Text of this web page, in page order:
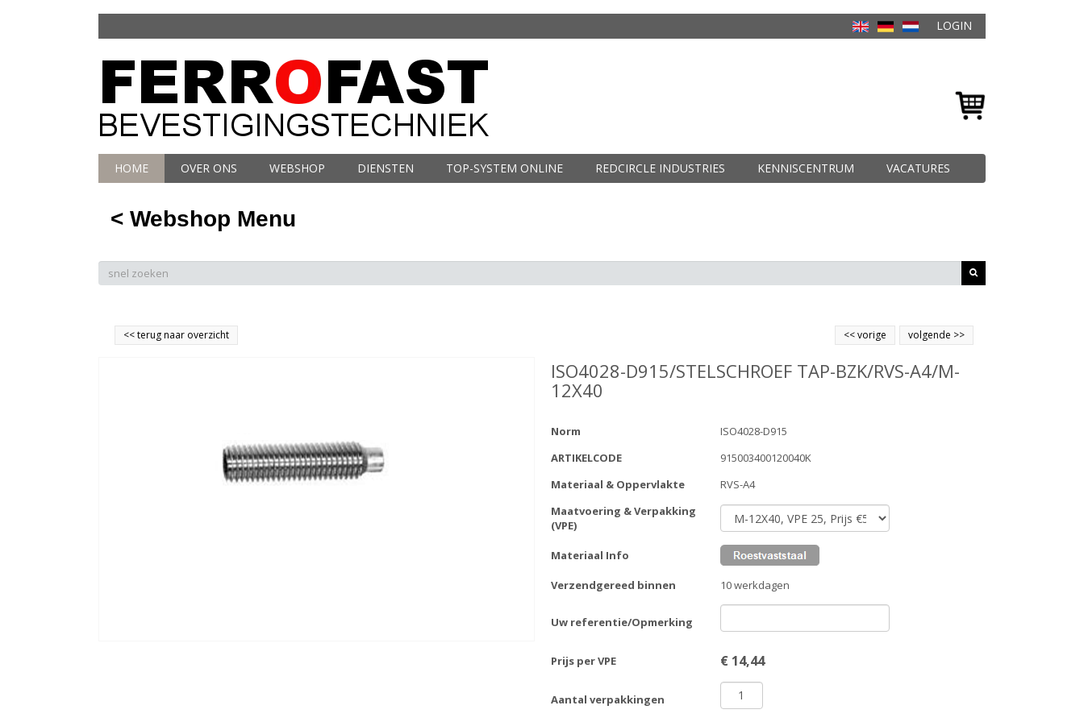
LOGIN
HOME OVER ONS WEBSHOP DIENSTEN TOP-SYSTEM ONLINE REDCIRCLE INDUSTRIES KENNISCENTRUM VACATURES
< Webshop Menu
<<terug naar overzicht volgende >>
<<vorige
ISO4028-D915/STELSCHROEF TAP-BZK/RVS-A4/M-
12X40
Norm
ISO4028-D915
ARTIKELCODE
915003400120040K
Materiaal & Oppervlakte
RVS-A4
Maatvoering & Verpakking
(VPE)
Materiaal Info
Verzendgereed binnen 10 werkdagen
Uw referentie/Opmerking
Prijs per VPE € 14,44
Aantal verpakkingen